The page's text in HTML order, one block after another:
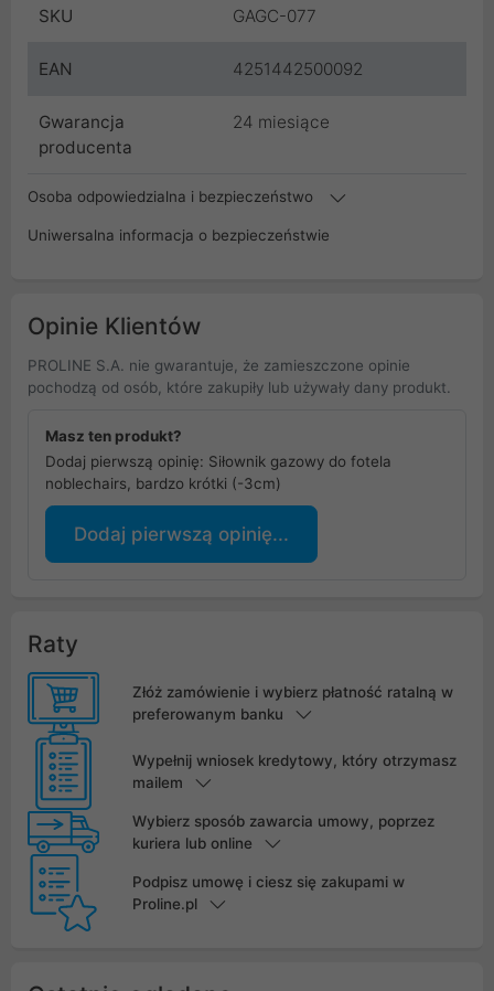
SKU GAGC-077
EAN 4251442500092
Gwarancja
producenta
24 miesiące
Osoba odpowiedzialna i bezpieczeństwo
Uniwersalna informacja o bezpieczeństwie
Opinie Klientów
PROLINE S.A. nie gwarantuje, że zamieszczone opinie
pochodzą od osób, które zakupiły lub używały dany produkt.
Masz ten produkt?
Dodaj pierwszą opinię: Siłownik gazowy do fotela
noblechairs, bardzo krótki (-3cm)
Dodaj pierwszą opinię...
Raty
Złóż zamówienie i wybierz płatność ratalną w
preferowanym banku
Wypełnij wniosek kredytowy, który otrzymasz
mailem
Wybierz sposób zawarcia umowy, poprzez
kuriera lub online
Podpisz umowę i ciesz się zakupami w
Proline.pl